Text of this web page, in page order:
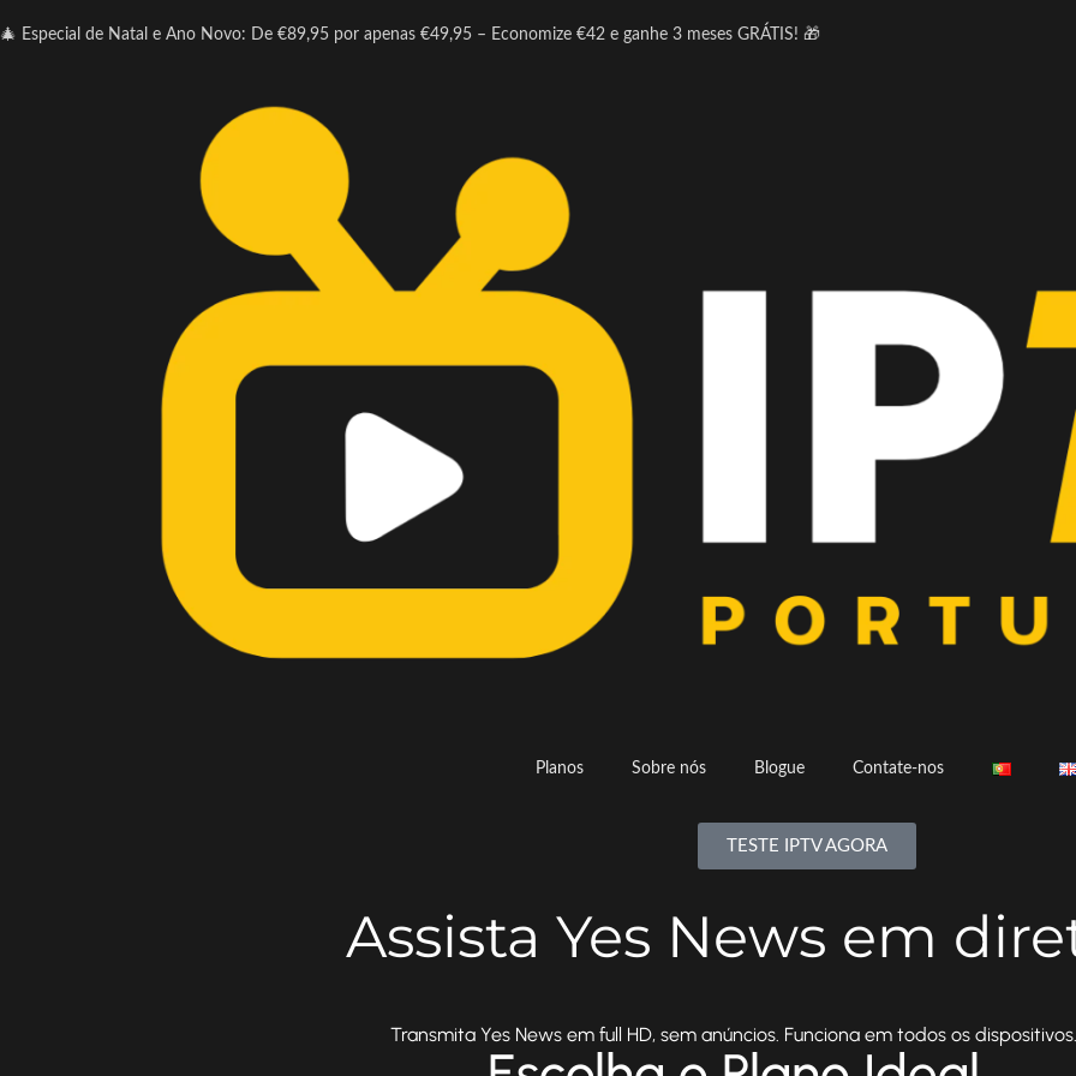
🎄 Especial de Natal e Ano Novo: De €89,95 por apenas €49,95 – Economize €42 e ganhe 3 meses GRÁTIS! 🎁
Planos Sobre nós Blogue Contate-nos
TESTE IPTV AGORA
Assista Yes News em
Transmita Yes News em full HD, sem anúncios. Funciona em todos os dispositivos.